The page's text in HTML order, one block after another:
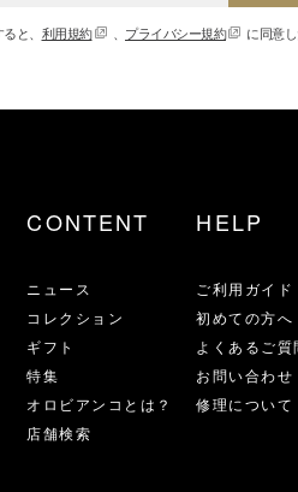
と、 利用規約 、 プライバシー規約 に同意
CONTENT
ニュース
コレクション
ギフト
特集
オロビアンコとは？
店舗検索
HELP
ご利用ガイド
初めての方へ
よくあるご質
お問い合わせ
修理について